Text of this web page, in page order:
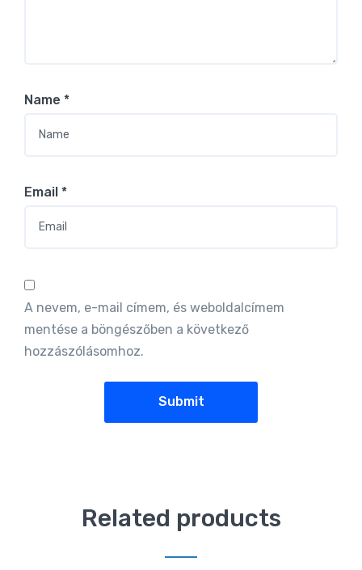
Name *
Email *
A nevem, e-mail címem, és weboldalcímem
mentése a böngészőben a következő
hozzászólásomhoz.
Related products